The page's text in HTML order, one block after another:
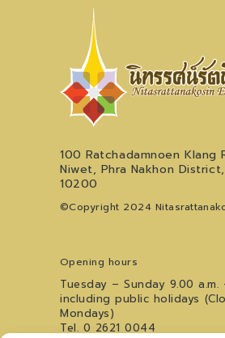
100 Ratchadamnoen Klang
Niwet, Phra Nakhon
10200
©Copyright 2024
Opening hours
Tuesday – Sunday 9.00 a.m.
including public holidays
Mondays)
Tel. 0 2621 0044